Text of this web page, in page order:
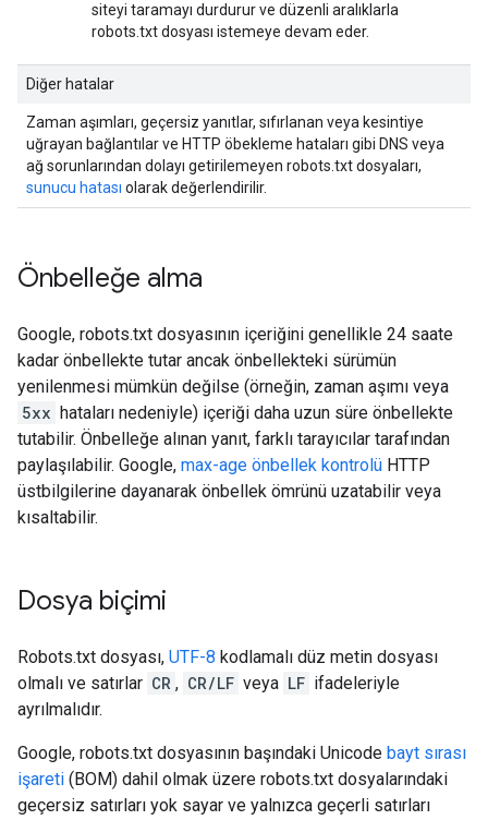
siteyi taramayı durdurur ve düzenli aralıklarla
robots.txt dosyası istemeye devam eder.
Diğer hatalar
Zaman aşımları, geçersiz yanıtlar, sıfırlanan veya kesintiye
uğrayan bağlantılar ve HTTP öbekleme hataları gibi DNS veya
ağ sorunlarından dolayı getirilemeyen robots.txt dosyaları,
sunucu hatası olarak değerlendirilir.
Önbelleğe alma
Google, robots.txt dosyasının içeriğini genellikle 24 saate
kadar önbellekte tutar ancak önbellekteki sürümün
yenilenmesi mümkün değilse (örneğin, zaman aşımı veya
5xx hataları nedeniyle) içeriği daha uzun süre önbellekte
tutabilir. Önbelleğe alınan yanıt, farklı tarayıcılar tarafından
paylaşılabilir. Google, max-age önbellek kontrolü HTTP
üstbilgilerine dayanarak önbellek ömrünü uzatabilir veya
kısaltabilir.
Dosya biçimi
Robots.txt dosyası, UTF-8 kodlamalı düz metin dosyası
olmalı ve satırlar CR , CR/LF veya LF ifadeleriyle
ayrılmalıdır.
Google, robots.txt dosyasının başındaki Unicode bayt sırası
işareti (BOM) dahil olmak üzere robots.txt dosyalarındaki
geçersiz satırları yok sayar ve yalnızca geçerli satırları